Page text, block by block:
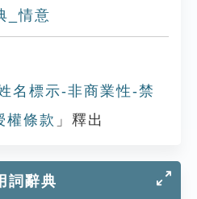
_情意
名標示-非商業性-禁
權條款 」釋出
詞辭典